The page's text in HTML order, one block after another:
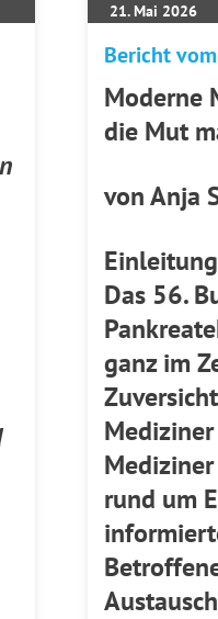
21. Mai 2026
Bericht
Moderne
die Mut
von Anja
Einleitung
Das 56.
ganz im
rund um